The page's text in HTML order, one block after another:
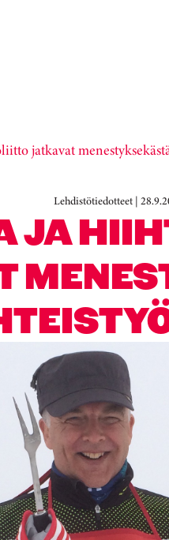
jatkavat
Lehdistötiedotteet |
JA